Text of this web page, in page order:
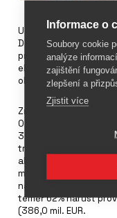
U čínské skupinyAnta
Descente a Fila,
procenta na 70 826
elektronického
obchodní činnosti.
Značka Anta
035 milionů RMB
33 522 milionů RMB
tržby zvýšily o 6,1 % na
ale provozní zisk
milionů EUR).
nárůst ročních tržeb na
téměř 62% nárůst
(386,0 mil. EUR.
Informace o
Soubory cookie
analýze
zajištění
zlepšení a
Zjistit více